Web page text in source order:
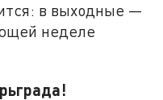
в выходные —
неделе